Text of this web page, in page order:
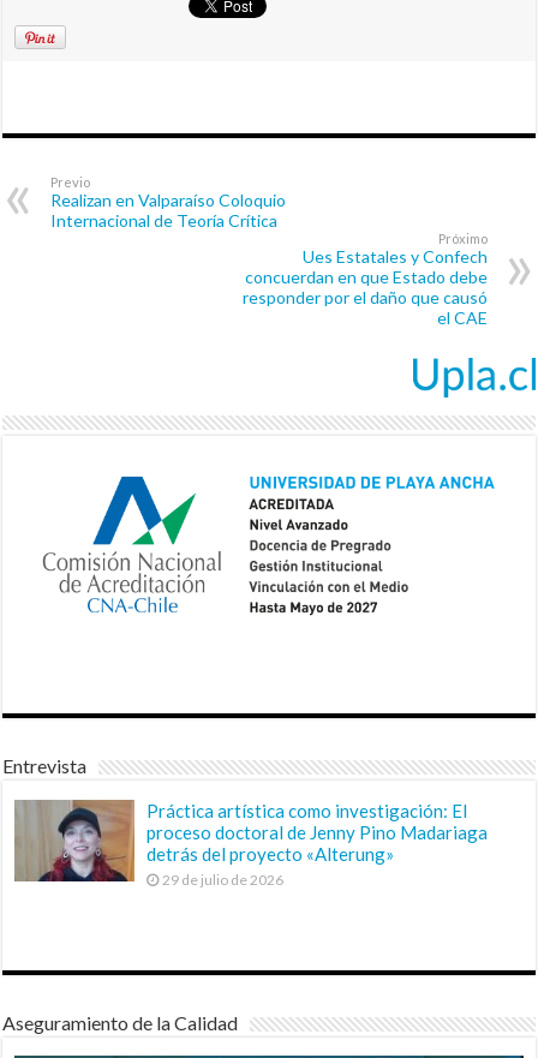
Previo
Realizan en Valparaíso Coloquio
Internacional de Teoría Crítica
Próximo
Ues Estatales y Confech
concuerdan en que Estado debe
responder por el daño que causó
el CAE
Entrevista
Práctica artística como investigación: El
proceso doctoral de Jenny Pino Madariaga
detrás del proyecto «Alterung»
29 de julio de 2026
Aseguramiento de la Calidad